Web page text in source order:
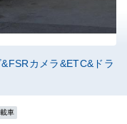
カメラ&ETC&ドラ
車